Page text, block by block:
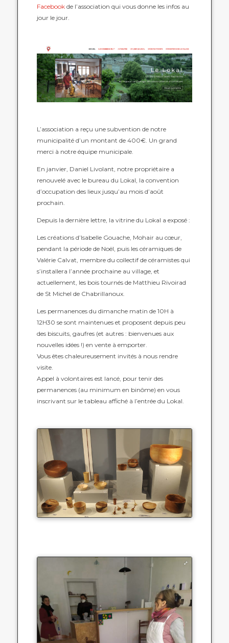
Facebook de l’association qui vous donne les infos au
jour le jour.
L’association a reçu une subvention de notre
municipalité d’un montant de 400€. Un grand
merci à notre équipe municipale.
En janvier, Daniel Livolant, notre propriétaire a
renouvelé avec le bureau du Lokal, la convention
d’occupation des lieux jusqu’au mois d’août
prochain.
Depuis la dernière lettre, la vitrine du Lokal a exposé :
Les créations d’Isabelle Gouache, Mohair au cœur,
pendant la période de Noël, puis les céramiques de
Valérie Calvat, membre du collectif de céramistes qui
s’installera l’année prochaine au village, et
actuellement, les bois tournés de Matthieu Rivoirad
de St Michel de Chabrillanoux.
Les permanences du dimanche matin de 10H à
12H30 se sont maintenues et proposent depuis peu
des biscuits, gaufres (et autres : bienvenues aux
nouvelles idées !) en vente à emporter.
Vous êtes chaleureusement invités à nous rendre
visite.
Appel à volontaires est lancé, pour tenir des
permanences (au minimum en binôme) en vous
inscrivant sur le tableau affiché à l’entrée du Lokal.